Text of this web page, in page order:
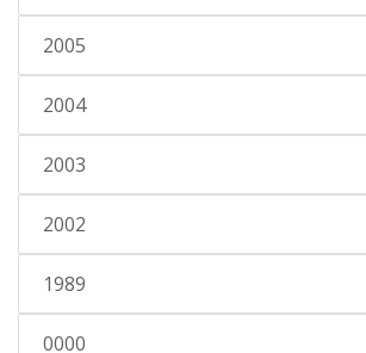
2005
2004
2003
2002
1989
0000